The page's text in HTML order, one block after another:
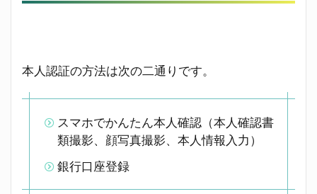
本人認証の方法は次の二通りです。
スマホでかんたん本人確認（本人確認書
類撮影、顔写真撮影、本人情報入力）
銀行口座登録